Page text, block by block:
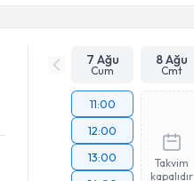
7 Ağu
Cum
8 Ağu
Cmt
11:00
12:00
13:00
Takvim
kapalıdır